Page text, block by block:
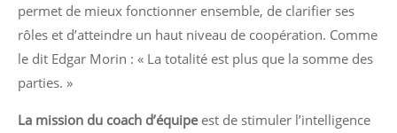
permet de mieux fonctionner ensemble, de clarifier ses
rôles et d’atteindre un haut niveau de coopération. Comme
le dit Edgar Morin : « La totalité est plus que la somme des
parties. »
La mission du coach d’équipe est de stimuler l’intelligence